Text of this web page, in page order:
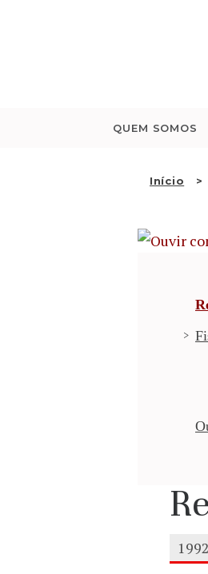
QUEM SOMOS
Início
1992